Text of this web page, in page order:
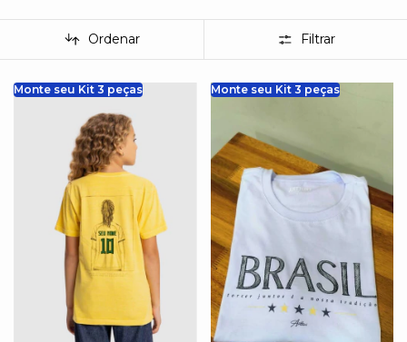
Ordenar Filtrar
Monte seu Kit 3 peças Monte seu Kit 3 peças